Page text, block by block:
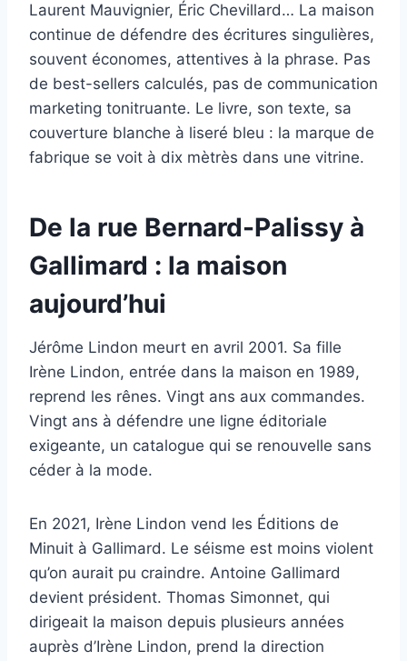
Laurent Mauvignier, Éric Chevillard… La maison
continue de défendre des écritures singulières,
souvent économes, attentives à la phrase. Pas
de best-sellers calculés, pas de communication
marketing tonitruante. Le livre, son texte, sa
couverture blanche à liseré bleu : la marque de
fabrique se voit à dix mètrès dans une vitrine.
De la rue Bernard-Palissy à
Gallimard : la maison
aujourd’hui
Jérôme Lindon meurt en avril 2001. Sa fille
Irène Lindon, entrée dans la maison en 1989,
reprend les rênes. Vingt ans aux commandes.
Vingt ans à défendre une ligne éditoriale
exigeante, un catalogue qui se renouvelle sans
céder à la mode.
En 2021, Irène Lindon vend les Éditions de
Minuit à Gallimard. Le séisme est moins violent
qu’on aurait pu craindre. Antoine Gallimard
devient président. Thomas Simonnet, qui
dirigeait la maison depuis plusieurs années
auprès d’Irène Lindon, prend la direction